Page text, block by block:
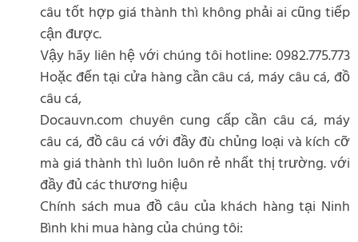
câu tốt hợp giá thành thì không phải ai cũng tiếp
cận được.
Vậy hãy liên hệ với chúng tôi hotline: 0982.775.773
Hoặc đến tại cửa hàng cần câu cá, máy câu cá, đồ
câu cá,
Docauvn.com chuyên cung cấp cần câu cá, máy
câu cá, đồ câu cá với đầy đù chủng loại và kích cỡ
mà giá thành thì luôn luôn rẻ nhất thị trường. với
đầy đủ các thương hiệu
Chính sách mua đồ câu của khách hàng tại Ninh
Bình khi mua hàng của chúng tôi: